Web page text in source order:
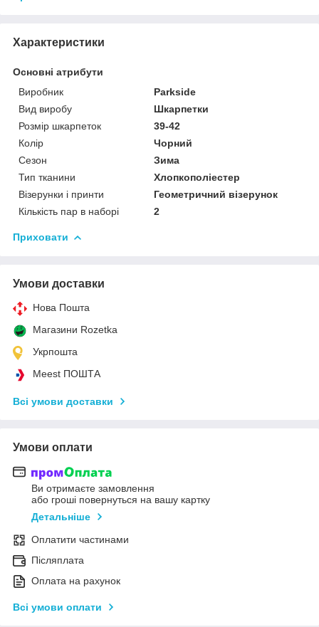
Характеристики
Основні атрибути
Виробник
Parkside
Вид виробу
Шкарпетки
Розмір шкарпеток
39-42
Колір
Чорний
Сезон
Зима
Тип тканини
Хлопкополіестер
Візерунки і принти
Геометричний візерунок
Кількість пар в наборі
2
Приховати
Умови доставки
Нова Пошта
Магазини Rozetka
Укрпошта
Meest ПОШТА
Всі умови доставки
Умови оплати
Ви отримаєте замовлення
або гроші повернуться на вашу картку
Детальніше
Оплатити частинами
Післяплата
Оплата на рахунок
Всі умови оплати